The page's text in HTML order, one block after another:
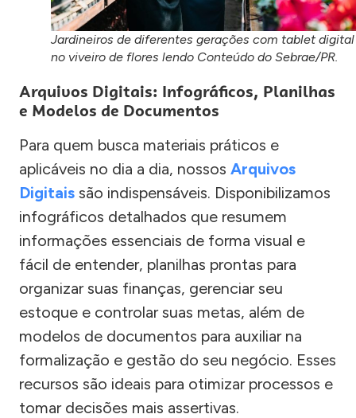
Jardineiros de diferentes gerações com tablet digital
no viveiro de flores lendo Conteúdo do Sebrae/PR.
Arquivos Digitais: Infográficos, Planilhas
e Modelos de Documentos
Para quem busca materiais práticos e
aplicáveis no dia a dia, nossos Arquivos
Digitais são indispensáveis. Disponibilizamos
infográficos detalhados que resumem
informações essenciais de forma visual e
fácil de entender, planilhas prontas para
organizar suas finanças, gerenciar seu
estoque e controlar suas metas, além de
modelos de documentos para auxiliar na
formalização e gestão do seu negócio. Esses
recursos são ideais para otimizar processos e
tomar decisões mais assertivas.